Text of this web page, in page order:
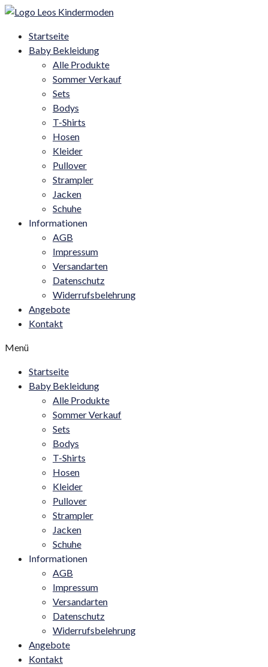
Startseite
Baby Bekleidung
Alle Produkte
Sommer Verkauf
Sets
Bodys
T-Shirts
Hosen
Kleider
Pullover
Strampler
Jacken
Schuhe
Informationen
AGB
Impressum
Versandarten
Datenschutz
Widerrufsbelehrung
Angebote
Kontakt
Menü
Startseite
Baby Bekleidung
Alle Produkte
Sommer Verkauf
Sets
Bodys
T-Shirts
Hosen
Kleider
Pullover
Strampler
Jacken
Schuhe
Informationen
AGB
Impressum
Versandarten
Datenschutz
Widerrufsbelehrung
Angebote
Kontakt